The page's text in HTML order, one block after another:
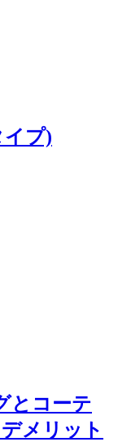
イプ)
とコーテ
メリット